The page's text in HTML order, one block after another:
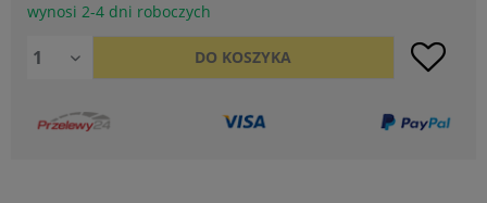
wynosi 2-4 dni roboczych
DO KOSZYKA